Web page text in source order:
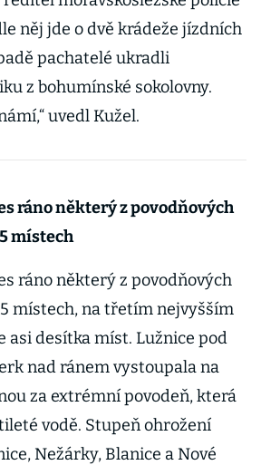
něj jde o dvě krádeže jízdních
pachatelé ukradli
z bohumínské sokolovny.
uvedl Kužel.
ráno některý z povodňových
místech
ráno některý z povodňových
místech, na třetím nejvyšším
asi desítka míst. Lužnice pod
nad ránem vystoupala na
za extrémní povodeň, která
vodě. Stupeň ohrožení
Nežárky, Blanice a Nové